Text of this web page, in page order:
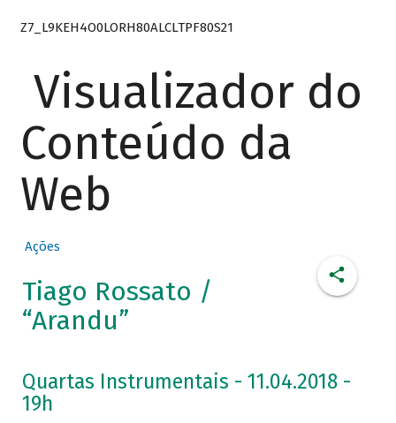
Z7_L9KEH4O0LORH80ALCLTPF80S21
Visualizador do
Conteúdo da
Web
Ações
Tiago Rossato /
“Arandu”
Quartas Instrumentais - 11.04.2018 -
19h